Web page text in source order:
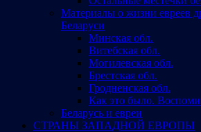
Материалы о жизни евреев
Беларуси
Минская обл.
Витебская обл.
Могилевская обл.
Брестская обл.
Гродненская обл.
Как это было.
Беларусь и евреи
СТРАНЫ ЗАПАДНОЙ ЕВРОПЫ